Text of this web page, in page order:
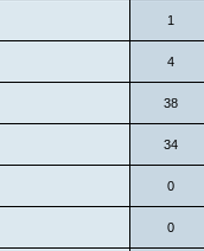
1
4
38
34
0
0